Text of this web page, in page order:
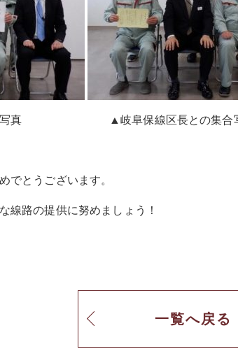
集合写真 ▲岐阜保線区長との集合
でとうございます。
線路の提供に努めましょう！
一覧へ戻る